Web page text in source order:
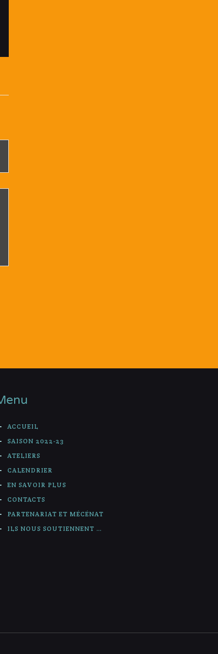
ACCUEIL
SAISON 2022-23
ATELIERS
CALENDRIER
EN SAVOIR PLUS
CONTACTS
PARTENARIAT ET MÉCÉNAT
ILS NOUS SOUTIENNENT …